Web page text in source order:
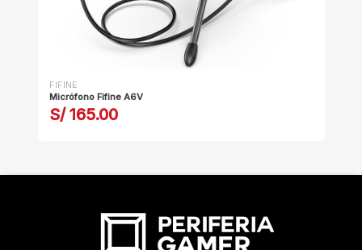
FIFINE
Micrófono Fifine A6V
S/ 165.00